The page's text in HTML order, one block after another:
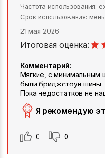
Частота использования
Срок использования
21 мая 2026
Итоговая оценка:
Комментарий:
Мягкие, с минимальным
были бриджстоун шины.
Пока недостатков не
Я рекомендую
0 0